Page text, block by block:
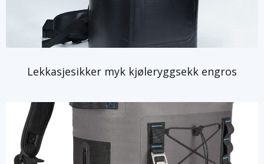
Lekkasjesikker myk kjøleryggsekk engros